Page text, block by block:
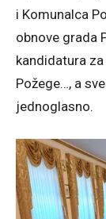
i Komunalca
obnove grada
kandidatura
Požege…, a
jednoglasno.